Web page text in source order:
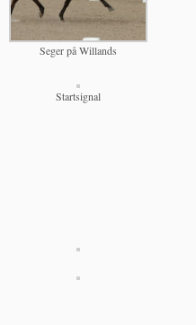
Seger på Willands
Startsignal